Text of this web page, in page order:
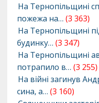
На Тернопільщині
пожежа на… (3 363)
На Тернопільщині
будинку… (3 347)
На Тернопільщині
потрапило в… (3 255)
На війні загинув
сина, а… (3 160)